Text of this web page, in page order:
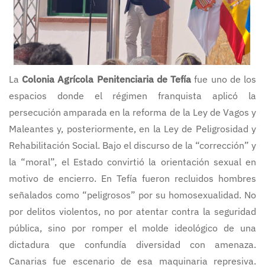
La Colonia Agrícola Penitenciaria de Tefía fue uno de los
espacios donde el régimen franquista aplicó la
persecución amparada en la reforma de la Ley de Vagos y
Maleantes y, posteriormente, en la Ley de Peligrosidad y
Rehabilitación Social. Bajo el discurso de la “corrección” y
la “moral”, el Estado convirtió la orientación sexual en
motivo de encierro. En Tefía fueron recluidos hombres
señalados como “peligrosos” por su homosexualidad. No
por delitos violentos, no por atentar contra la seguridad
pública, sino por romper el molde ideológico de una
dictadura que confundía diversidad con amenaza.
Canarias fue escenario de esa maquinaria represiva.